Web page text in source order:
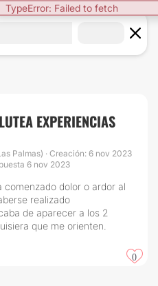
TypeError: Failed to fetch
EXPERIENCIAS
Palmas) · Creación: 6 nov 2023
6 nov 2023
comenzado dolor o ardor al
realizado
de aparecer a los 2
que me orienten.
0